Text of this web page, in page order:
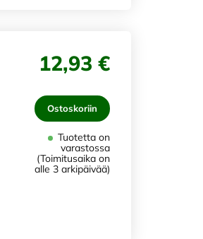
12,93 €
Ostoskoriin
Tuotetta on
varastossa
(Toimitusaika on
alle 3 arkipäivää)